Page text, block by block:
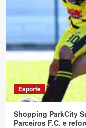
Esporte
Shopping ParkCity
Parceiros F.C. e